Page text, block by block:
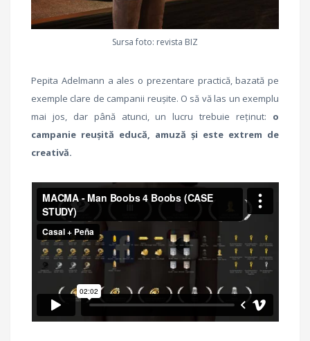
Sursa foto: revista BIZ
Pepita Adelmann a ales o prezentare practică, bazată pe
exemple clare de campanii reușite. O să vă las un exemplu
mai jos, dar până atunci, un lucru trebuie reținut: o
campanie reușită educă, amuză și este extrem de
creativă.